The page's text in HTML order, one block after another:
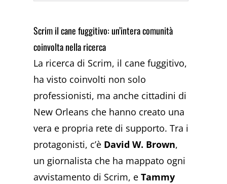
Scrim il cane fuggitivo: un’intera comunità
coinvolta nella ricerca
La ricerca di Scrim, il cane fuggitivo,
ha visto coinvolti non solo
professionisti, ma anche cittadini di
New Orleans che hanno creato una
vera e propria rete di supporto. Tra i
protagonisti, c’è David W. Brown,
un giornalista che ha mappato ogni
avvistamento di Scrim, eTammy